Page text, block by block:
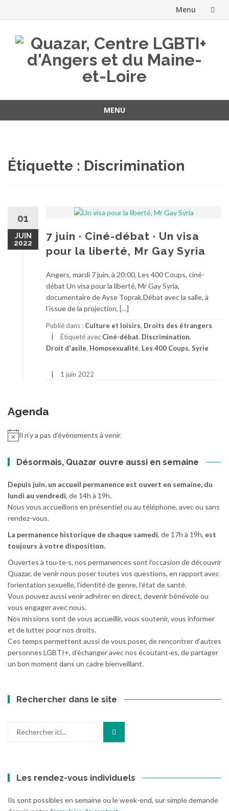
Menu
contenu
MENU
Étiquette : Discrimination
01
JUIN
2022
7 juin · Ciné-débat · Un visa
pour la liberté, Mr Gay Syria
Angers, mardi 7 juin, à 20:00, Les 400 Coups, ciné-
débat Un visa pour la liberté, Mr Gay Syria,
documentaire de Ayse Toprak.Débat avec la salle, à
l’issue de la projection, […]
Publié dans : Culture et loisirs, Droits des étrangers
Étiqueté avec Ciné-débat, Discrimination,
Droit d'asile, Homosexualité, Les 400 Coups, Syrie
1 juin 2022
Agenda
Il n’y a pas d’évènements à venir.
Désormais, Quazar ouvre aussi en semaine
Depuis juin, un accueil permanence est ouvert en semaine, du
lundi au vendredi, de 14h à 19h.
Nous vous accueillons en présentiel ou au téléphone, avec ou sans
rendez-vous.
La permanence historique de chaque samedi, de 17h à 19h, est
toujours à votre disposition.
Ouvertes à tou·te·s, nos permanences sont l’occasion de découvrir
Quazar, de venir nous poser toutes vos questions, en rapport avec
l’orientation sexuelle, l’identité de genre, l’état de santé.
Vous pouvez aussi venir adhérer en direct, devenir bénévole ou
vous engager avec nous.
Nos missions sont de vous accueillir, vous soutenir, vous informer
et de lutter pour nos droits.
Ces temps permettent aussi de vous poser, de rencontrer d’autres
personnes LGBTI+, d’échanger avec nos écoutant·es, de partager
un bon moment dans un cadre bienveillant.
Rechercher dans le site
Les rendez-vous individuels
Ils sont possibles en semaine ou le week-end, sur simple demande